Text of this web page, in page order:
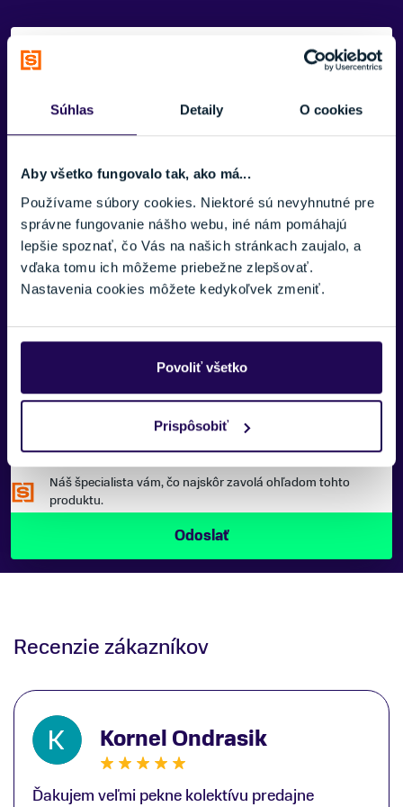
Súhlas Detaily O cookies
Aby všetko fungovalo tak, ako má...
Používame súbory cookies. Niektoré sú nevyhnutné pre
správne fungovanie nášho webu, iné nám pomáhajú
lepšie spoznať, čo Vás na našich stránkach zaujalo, a
vďaka tomu ich môžeme priebežne zlepšovať.
Nastavenia cookies môžete kedykoľvek zmeniť.
Povoliť všetko
Prispôsobiť
Potrebujete viac informácii? Sme tu
E-MAIL:
TELEFÓNNE ČÍSLO:
Náš špecialista vám, čo najskôr zavolá ohľadom tohto
produktu.
Recenzie zákazníkov
Kornel Ondrasik
Ďakujem veľmi pekne kolektívu predajne